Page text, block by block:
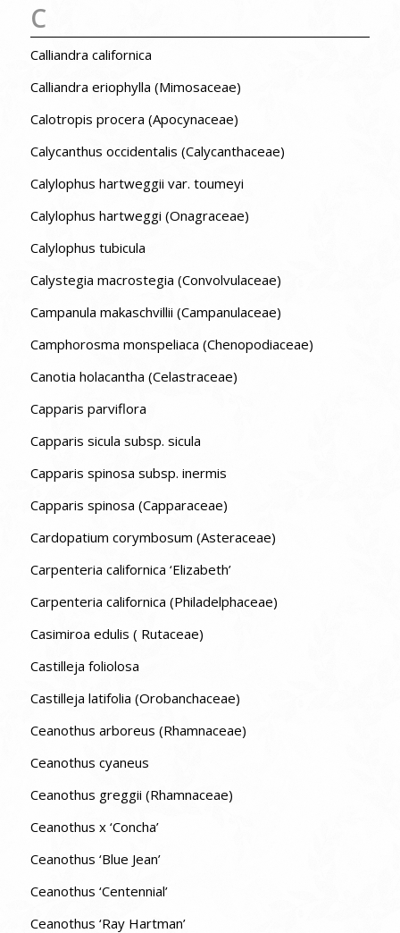
C
Calliandra californica
Calliandra eriophylla (Mimosaceae)
Calotropis procera (Apocynaceae)
Calycanthus occidentalis (Calycanthaceae)
Calylophus hartweggii var. toumeyi
Calylophus hartweggi (Onagraceae)
Calylophus tubicula
Calystegia macrostegia (Convolvulaceae)
Campanula makaschvillii (Campanulaceae)
Camphorosma monspeliaca (Chenopodiaceae)
Canotia holacantha (Celastraceae)
Capparis parviflora
Capparis sicula subsp. sicula
Capparis spinosa subsp. inermis
Capparis spinosa (Capparaceae)
Cardopatium corymbosum (Asteraceae)
Carpenteria californica ‘Elizabeth’
Carpenteria californica (Philadelphaceae)
Casimiroa edulis ( Rutaceae)
Castilleja foliolosa
Castilleja latifolia (Orobanchaceae)
Ceanothus arboreus (Rhamnaceae)
Ceanothus cyaneus
Ceanothus greggii (Rhamnaceae)
Ceanothus x ‘Concha’
Ceanothus ‘Blue Jean’
Ceanothus ‘Centennial’
Ceanothus ‘Ray Hartman’